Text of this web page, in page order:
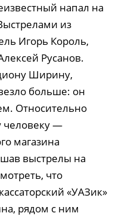
напал на
из
Игорь Король,
Русанов.
Ширину,
больше: он
Относительно
человеку —
магазина
выстрелы на
что
«УАЗик»
рядом с ним